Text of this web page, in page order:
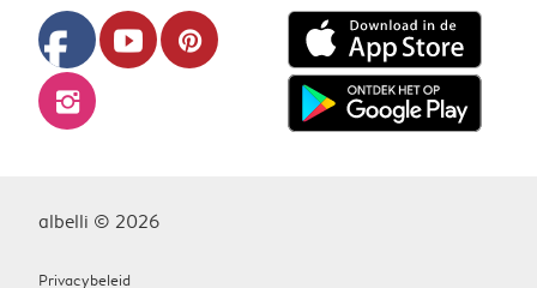
facebook youtube pinterest
instagram
albelli © 2026
Privacybeleid